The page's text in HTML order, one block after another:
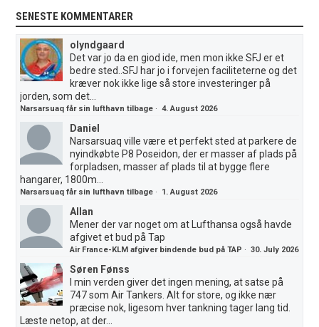
SENESTE KOMMENTARER
olyndgaard
Det var jo da en giod ide, men mon ikke SFJ er et
bedre sted..SFJ har jo i forvejen faciliteterne og det
kræver nok ikke lige så store investeringer på
jorden, som det...
Narsarsuaq får sin lufthavn tilbage ·4. August 2026
Daniel
Narsarsuaq ville være et perfekt sted at parkere de
nyindkøbte P8 Poseidon, der er masser af plads på
forpladsen, masser af plads til at bygge flere
hangarer, 1800m...
Narsarsuaq får sin lufthavn tilbage · 1. August 2026
Allan
Mener der var noget om at Lufthansa også havde
afgivet et bud på Tap
Air France-KLM afgiver bindende bud på TAP ·30. July 2026
Søren Fønss
I min verden giver det ingen mening, at satse på
747 som Air Tankers. Alt for store, og ikke nær
præcise nok, ligesom hver tankning tager lang tid.
Læste netop, at der...